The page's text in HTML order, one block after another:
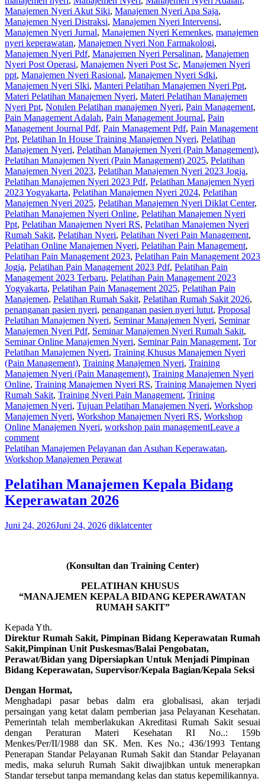
Manajemen Nyeri Akut Siki, Manajemen Nyeri Apa Saja,
Manajemen Nyeri Distraksi, Manajemen Nyeri Intervensi,
Manajemen Nyeri Jurnal, Manajemen Nyeri Kemenkes, manajemen
nyeri keperawatan, Manajemen Nyeri Non Farmakologi,
Manajemen Nyeri Pdf, Manajemen Nyeri Persalinan, Manajemen
Nyeri Post Operasi, Manajemen Nyeri Post Sc, Manajemen Nyeri
ppt, Manajemen Nyeri Rasional, Manajemen Nyeri Sdki,
Manajemen Nyeri Slki, Manteri Pelatihan Manajemen Nyeri Ppt,
Materi Pelatihan Manajemen Nyeri, Materi Pelatihan Manajemen
Nyeri Ppt, Notulen Pelatihan manajemen Nyeri, Pain Management,
Pain Management Adalah, Pain Management Journal, Pain
Management Journal Pdf, Pain Management Pdf, Pain Management
Ppt, Pelatihan In House Training Manajemen Nyeri, Pelatihan
Manajemen Nyeri, Pelatihan Manajemen Nyeri (Pain Management),
Pelatihan Manajemen Nyeri (Pain Management) 2025, Pelatihan
Manajemen Nyeri 2023, Pelatihan Manajemen Nyeri 2023 Jogja,
Pelatihan Manajemen Nyeri 2023 Pdf, Pelatihan Manajemen Nyeri
2023 Yogyakarta, Pelatihan Manajemen Nyeri 2024, Pelatihan
Manajemen Nyeri 2025, Pelatihan Manajemen Nyeri Diklat Center,
Pelatihan Manajemen Nyeri Online, Pelatihan Manajemen Nyeri
Ppt, Pelatihan Manajemen Nyeri RS, Pelatihan Manajemen Nyeri
Rumah Sakit, Pelatihan Nyeri, Pelatihan Nyeri Pain Management,
Pelatihan Online Manajemen Nyeri, Pelatihan Pain Management,
Pelatihan Pain Management 2023, Pelatihan Pain Management 2023
Jogja, Pelatihan Pain Management 2023 Pdf, Pelatihan Pain
Management 2023 Terbaru, Pelatihan Pain Management 2023
Yogyakarta, Pelatihan Pain Management 2025, Pelatihan Pain
Manajemen, Pelatihan Rumah Sakit, Pelatihan Rumah Sakit 2026,
penanganan pasien nyeri, penanganan pasien nyeri lutut, Proposal
Pelatihan Manajemen Nyeri, Seminar Manajemen Nyeri, Seminar
Manajemen Nyeri Pdf, Seminar Manajemen Nyeri Rumah Sakit,
Seminar Online Manajemen Nyeri, Seminar Pain Management, Tor
Pelatihan Manajemen Nyeri, Training Khusus Manajemen Nyeri
(Pain Management), Training Manajemen Nyeri, Training
Manajemen Nyeri (Pain Management), Training Manajemen Nyeri
Online, Training Manajemen Nyeri RS, Training Manajemen Nyeri
Rumah Sakit, Training Nyeri Pain Management, Trining
Manajemen Nyeri, Tujuan Pelatihan Manajemen Nyeri, Workshop
Manajemen Nyeri, Workshop Manajemen Nyeri RS, Workshop
Online Manajemen Nyeri, workshop pain managementLeave a
comment
Pelatihan Manajemen Pelayanan dan Asuhan Keperawatan,
Workshop Manajemen Perawat
Pelatihan Manajemen Kepala Bidang
Keperawatan 2026
Juni 24, 2026Juni 24, 2026 diklatcenter
(Konsultan dan Training Center)
PELATIHAN KHUSUS
“MANAJEMEN KEPALA BIDANG KEPERAWATAN
RUMAH SAKIT”
Kepada Yth.
Direktur Rumah Sakit, Pimpinan Bidang Keperawatan Rumah
Sakit,Pimpinan Unit Puskesmas/Balai Pengobatan,
Perawat/Bidan yang Dipersiapkan Untuk Menjadi Pimpinan
Bidang Keperawatan, Supervisor/Kepala Bagian/Kepala Seksi
Dengan Hormat,
Menghadapi pasar bebas dalm era globalisasi, akan terjadi
persaingan yang ketat dalam pemberian jasa Pelayanan Kesehatan.
Pemerintah telah memberlakukan Akreditasi Rumah Sakit sesuai
dengan Peraturan Materi Kesehatan RI No..: 159b
Menkes/Per/II/1988 dan SK. Men. Kes No.; 436/1993 Tentang
Penerapan Standar Pelayanan Rumah Sakit dan Standar Pelayanan
medis, maka seluruh Rumah Sakit diwajibkan untuk menerapkan
Standar tersebut tanpa memandang kelas dan status kepemilikannya.